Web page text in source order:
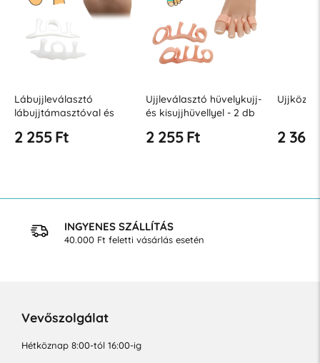
Lábujjleválasztó
lábujjtámasztóval és
2 255 Ft
Ujjleválasztó hüvelykujj-
és kisujjhüvellyel - 2 db
2 255 Ft
Ujjközi
2 362
INGYENES SZÁLLÍTÁS
40.000 Ft feletti vásárlás esetén
Vevőszolgálat
Hétköznap 8:00-tól 16:00-ig